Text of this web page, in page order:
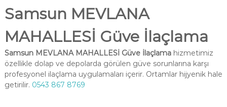
Samsun MEVLANA
MAHALLESİ Güve İlaçlama
Samsun MEVLANA MAHALLESİ Güve İlaçlamahizmetimiz
özellikle dolap ve depolarda görülen güve sorunlarına karşı
profesyonel ilaçlama uygulamaları içerir. Ortamlar hijyenik hale
getirilir. 0543 867 8769